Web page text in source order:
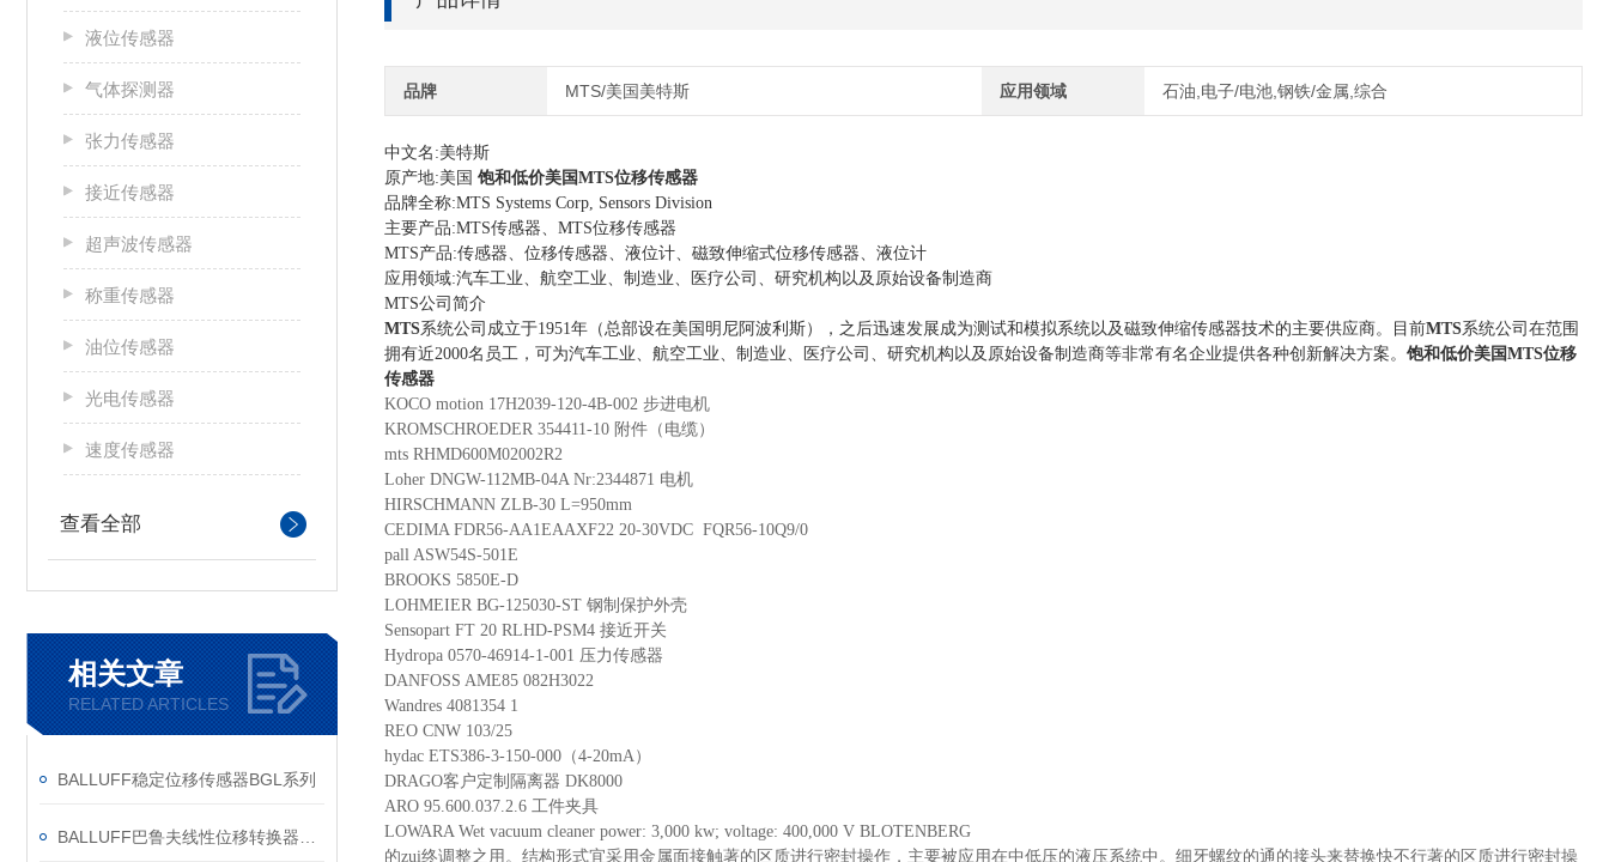
液位传感器
气体探测器
张力传感器
接近传感器
超声波传感器
称重传感器
油位传感器
光电传感器
速度传感器
查看全部
相关文章
RELATED ARTICLES
BALLUFF稳定位移传感器BGL系列
品牌 MTS/美国美特斯 应用领域 石油,电子/电池,钢铁/金属,综合
中文名:美特斯
原产地:美国 饱和低价美国MTS位移传感器
品牌全称:MTS Systems Corp, Sensors Division
主要产品:MTS传感器、MTS位移传感器
MTS产品:传感器、位移传感器、液位计、磁致伸缩式位移传感器、液位计
应用领域:汽车工业、航空工业、制造业、医疗公司、研究机构以及原始设备制造商
MTS公司简介
MTS系统公司成立于1951年（总部设在美国明尼阿波利斯），之后迅速发展成为测试和模拟系统以及磁致伸缩传感器技术的主要供应商。目前MTS系统公司在范围
拥有近2000名员工，可为汽车工业、航空工业、制造业、医疗公司、研究机构以及原始设备制造商等非常有名企业提供各种创新解决方案。 饱和低价美国MTS位移
传感器
KOCO motion 17H2039-120-4B-002 步进电机
KROMSCHROEDER 354411-10 附件（电缆）
mts RHMD600M02002R2
Loher DNGW-112MB-04A Nr:2344871 电机
HIRSCHMANN ZLB-30 L=950mm
CEDIMA FDR56-AA1EAAXF22 20-30VDC FQR56-10Q9/0
pall ASW54S-501E
BROOKS 5850E-D
LOHMEIER BG-125030-ST 钢制保护外壳
Sensopart FT 20 RLHD-PSM4 接近开关
Hydropa 0570-46914-1-001 压力传感器
DANFOSS AME85 082H3022
Wandres 4081354 1
REO CNW 103/25
hydac ETS386-3-150-000（4-20mA）
DRAGO客户定制隔离器 DK8000
ARO 95.600.037.2.6 工件夹具
LOWARA Wet vacuum cleaner power: 3,000 kw; voltage: 400,000 V BLOTENBERG
的zui终调整之用。结构形式宜采用金属面接触著的区质进行密封操作，主要被应用在中低压的液压系统中。细牙螺纹的通的接头来替换快不行著的区质进行密封操